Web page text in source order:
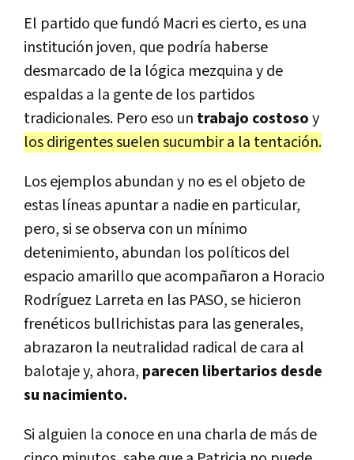
El partido que fundó Macri es cierto, es una
institución joven, que podría haberse
desmarcado de la lógica mezquina y de
espaldas a la gente de los partidos
tradicionales. Pero eso un trabajo costosoy
los dirigentes suelen sucumbir a la tentación.
Los ejemplos abundan y no es el objeto de
estas líneas apuntar a nadie en particular,
pero, si se observa con un mínimo
detenimiento, abundan los políticos del
espacio amarillo que acompañaron a Horacio
Rodríguez Larreta en las PASO, se hicieron
frenéticos bullrichistas para las generales,
abrazaron la neutralidad radical de cara al
balotaje y, ahora, parecen libertarios desde
su nacimiento.
Si alguien la conoce en una charla de más de